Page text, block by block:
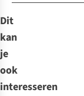
Dit
kan
je
ook
interesseren